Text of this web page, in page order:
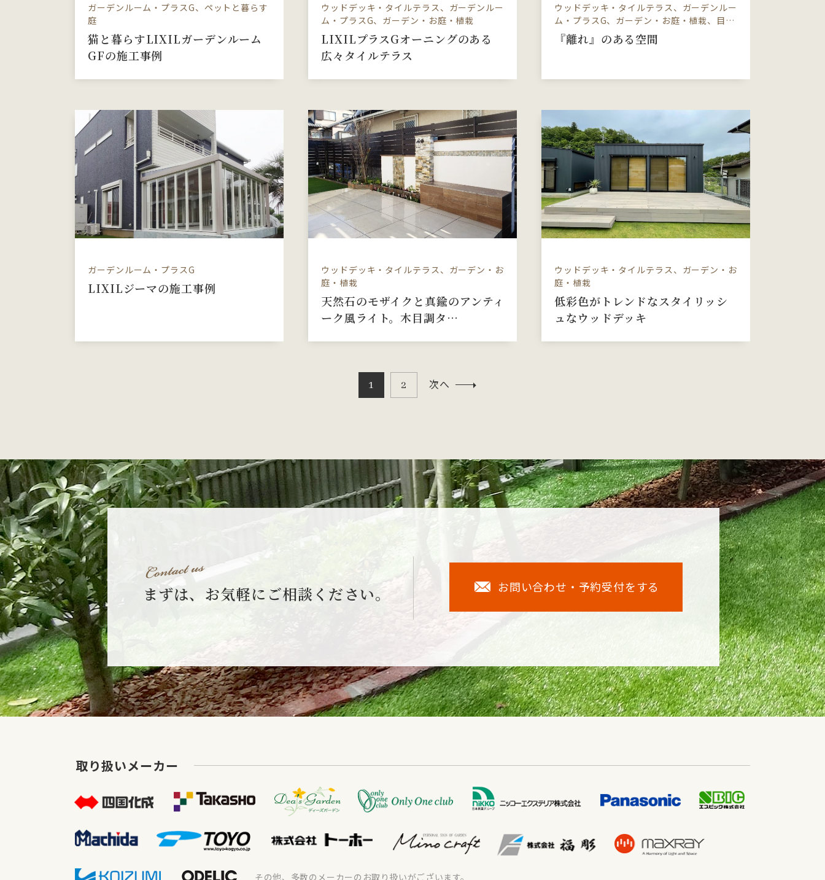
ガーデンルーム・プラスG、ペットと暮らす
庭
猫と暮らすLIXILガーデンルーム
GFの施工事例
ウッドデッキ・タイルテラス、ガーデンルー
ム・プラスG、ガーデン・お庭・植栽
LIXILプラスGオーニングのある
広々タイルテラス
ウッドデッキ・タイルテラス、ガーデンルー
ム・プラスG、ガーデン・お庭・植栽、目…
『離れ』のある空間
ガーデンルーム・プラスG
LIXILジーマの施工事例
ウッドデッキ・タイルテラス、ガーデン・お
庭・植栽
天然石のモザイクと真鍮のアンティ
ーク風ライト。木目調タ…
ウッドデッキ・タイルテラス、ガーデン・お
庭・植栽
低彩色がトレンドなスタイリッシ
ュなウッドデッキ
1 2 次へ
まずは、お気軽に ご相談ください。 お問い合わせ・予約受付をする
取り扱いメーカー
その他、多数のメーカーのお取り扱いがございます。